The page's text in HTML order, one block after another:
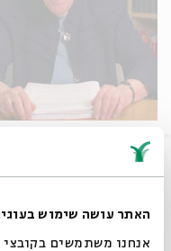
האתר עושה שימוש
of Yiddish Literature
very center of
work as
when it was first